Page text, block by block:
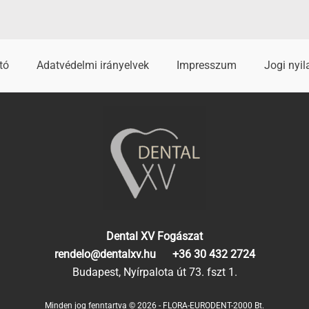
Adatvédelmi irányelvek Impresszum Jogi
Dental XV Fogászat
rendelo@dentalxv.hu +36 30 432 2724
Budapest, Nyírpalota út 73. fszt 1.
Minden jog fenntartva © 2026 - FLORA-EURODENT-2000 Bt.